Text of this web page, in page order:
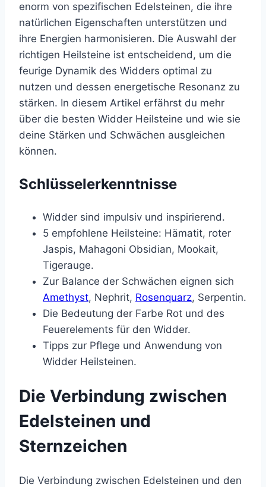
enorm von spezifischen Edelsteinen, die ihre
natürlichen Eigenschaften unterstützen und
ihre Energien harmonisieren. Die Auswahl der
richtigen Heilsteine ist entscheidend, um die
feurige Dynamik des Widders optimal zu
nutzen und dessen energetische Resonanz zu
stärken. In diesem Artikel erfährst du mehr
über die besten Widder Heilsteine und wie sie
deine Stärken und Schwächen ausgleichen
können.
Schlüsselerkenntnisse
Widder sind impulsiv und inspirierend.
5 empfohlene Heilsteine: Hämatit, roter
Jaspis, Mahagoni Obsidian, Mookait,
Tigerauge.
Zur Balance der Schwächen eignen sich
Amethyst, Nephrit, Rosenquarz, Serpentin.
Die Bedeutung der Farbe Rot und des
Feuerelements für den Widder.
Tipps zur Pflege und Anwendung von
Widder Heilsteinen.
Die Verbindung zwischen
Edelsteinen und
Sternzeichen
Die Verbindung zwischen Edelsteinen und den